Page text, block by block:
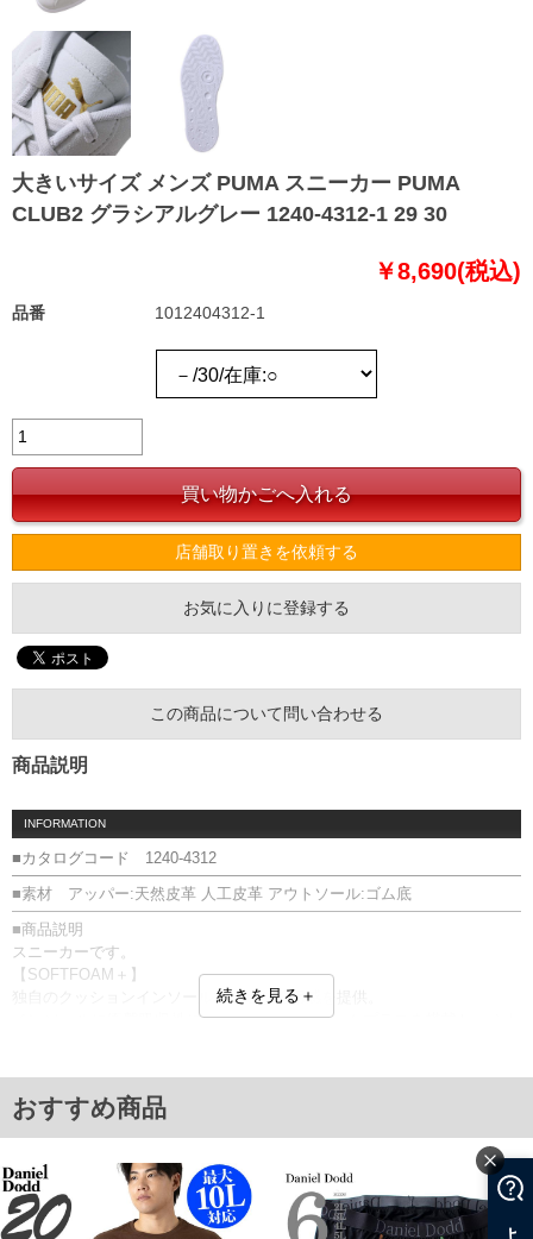
大きいサイズ メンズ PUMA スニーカー PUMA
CLUB2 グラシアルグレー 1240-4312-1 29 30
￥8,690(税込)
品番 1012404312-1
店舗取り置きを依頼する
お気に入りに登録する
この商品について問い合わせる
商品説明
INFORMATION
■カタログコード 1240-4312
■素材 アッパー:天然皮革 人工皮革 アウトソール:ゴム底
■商品説明
スニーカーです。
【SOFTFOAM＋】
独自のクッションインソールで快適な着用感を提供。
インソールに衝撃吸収性に優れたソフトフォームプラスを搭載し、ふわ
よる水濡れにより色落ち、色移りが生じる事があります。
サイズ/適応/甲幅(外寸)
29/29/10.9
30/30/11.1
続きを見る＋
おすすめ商品